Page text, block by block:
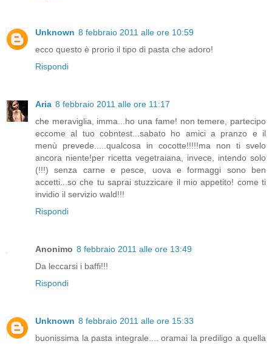
Unknown 8 febbraio 2011 alle ore 10:59
ecco questo è prorio il tipo di pasta che adoro!
Rispondi
Aria 8 febbraio 2011 alle ore 11:17
che meraviglia, imma...ho una fame! non temere, partecipo
eccome al tuo cobntest...sabato ho amici a pranzo e il
menù prevede.....qualcosa in cocotte!!!!!ma non ti svelo
ancora niente!per ricetta vegetraiana, invece, intendo solo
(!!!) senza carne e pesce, uova e formaggi sono ben
accetti...so che tu saprai stuzzicare il mio appetito! come ti
invidio il servizio wald!!!
Rispondi
Anonimo 8 febbraio 2011 alle ore 13:49
Da leccarsi i baffi!!!
Rispondi
Unknown 8 febbraio 2011 alle ore 15:33
buonissima la pasta integrale.... oramai la prediligo a quella